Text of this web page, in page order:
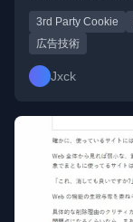
3rd Party Cookie
広告技術
Jxck